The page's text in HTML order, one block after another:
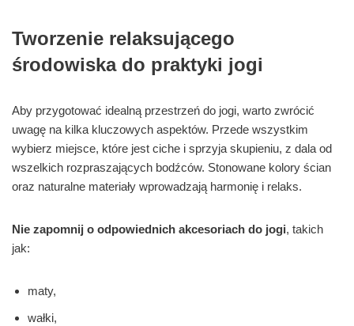
Tworzenie relaksującego
środowiska do praktyki jogi
Aby przygotować idealną przestrzeń do jogi, warto zwrócić
uwagę na kilka kluczowych aspektów. Przede wszystkim
wybierz miejsce, które jest ciche i sprzyja skupieniu, z dala od
wszelkich rozpraszających bodźców. Stonowane kolory ścian
oraz naturalne materiały wprowadzają harmonię i relaks.
Nie zapomnij o odpowiednich akcesoriach do jogi, takich
jak:
maty,
wałki,